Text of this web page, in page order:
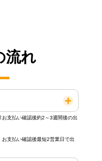
流れ
支払い確認後約2～3週間後の出
支払い確認後最短2営業日で出